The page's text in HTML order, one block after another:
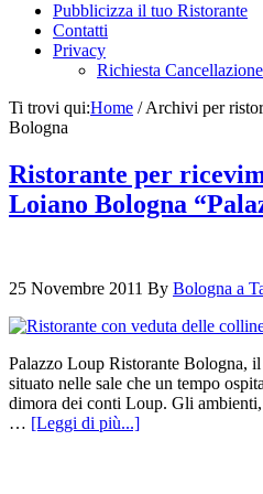
Pubblicizza il tuo Ristorante
Contatti
Privacy
Richiesta
Ti trovi qui:Home /Archivi per
Bologna
Ristorante per
Loiano Bologna
25 Novembre 2011 By Bologna a
Palazzo Loup Ristorante Bologna,
situato nelle sale che un tempo
dimora dei conti Loup. Gli
… [Leggi di più...]